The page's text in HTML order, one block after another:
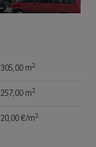
305,00 m2
257,00 m2
20,00 €/m2